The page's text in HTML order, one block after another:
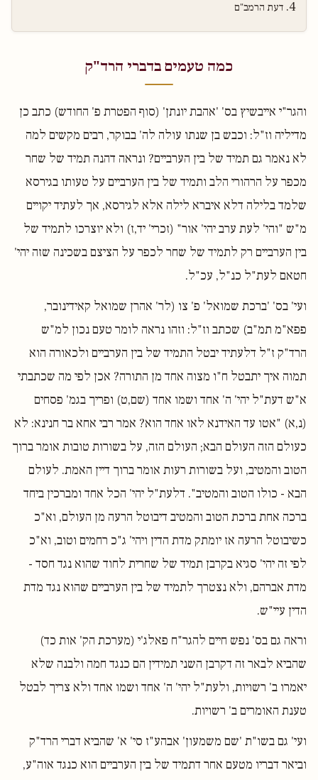
דעת הרמב"ם
כמה טעמים בדברי הרד"ק
והגר"י אייבשיץ בס' 'אהבת יונתן' (סוף הפטרת פ' החודש) כתב כן
מדיליה וז"ל: וכבש בן שנתו עולה לה' בבוקר, רבים מקשים למה
לא נאמר גם תמיד של בין הערביים? ונראה דהנה תמיד של שחר
מכפר על הרהורי הלב ותמיד של בין הערביים על טעותו בגירסא
שלמד בלילה דלא איברא לילה אלא לגירסא, אך לעתיד יקויים
מ"ש "והי' לעת ערב יהי' אור" (זכרי' יד,ז) ולא יוצרכו לתמיד של
בין הערביים רק לתמיד של שחר לכפר על הציצם בשכינה שזה יהי'
חטאם לעת"ל כנ"ל, עכ"ל.
ועי' בס' 'ברכת שמואל' פ' צו (לר' אהרן שמואל קאידינובר,
פפא"מ תמ"ב) שכתב וז"ל: וזהו נראה לומר טעם נכון למ"ש
הרד"ק ז"ל דלעתיד יבטל התמיד של בין הערביים ולכאורה הוא
תמוה איך יתבטל ח"ו מצוה אחד מן התורה? אכן לפי מה שכתבתי
א"ש דעת"ל יהי' ה' אחד ושמו אחד (שם,ט) ופריך בגמ' פסחים
(נ,א) "אטו עד האידנא לאו אחד הוא? אמר רבי אחא בר חנינא: לא
כעולם הזה העולם הבא; העולם הזה, על בשורות טובות אומר ברוך
הטוב והמטיב, ועל בשורות רעות אומר ברוך דיין האמת. לעולם
הבא - כולו הטוב והמטיב". דלעת"ל יהי' הכל אחד ומברכין ביחד
ברכה אחת ברכת הטוב והמטיב דיבוטל הרעה מן העולם, וא"כ
כשיבוטל הרעה אז יומתק מדת הדין ויהי' ג"כ רחמים וטוב, וא"כ
לפי זה יהי' סגיא בקרבן תמיד של שחרית לחוד שהוא נגד חסד -
מדת אברהם, ולא נצטרך לתמיד של בין הערביים שהוא נגד מדת
הדין עיי"ש.
וראה גם בס' נפש חיים להגר"ח פאלג'י (מערכת הק' אות כד)
שהביא לבאר זה דקרבן השני תמידין הם כנגד חמה ולבנה שלא
יאמרו ב' רשויות, ולעת"ל יהי' ה' אחד ושמו אחד ולא צריך לבטל
טענת האומרים ב' רשויות.
ועי' גם בשו"ת 'שם משמעון' אבהע"ז סי' א' שהביא דברי הרד"ק
וביאר דבריו מטעם אחר דתמיד של בין הערביים הוא כנגד אוה"ע,